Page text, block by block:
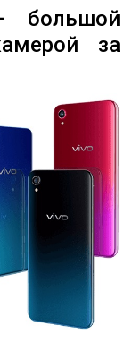
большой
за